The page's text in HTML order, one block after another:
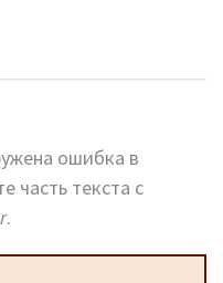
ошибка в
часть текста с
.